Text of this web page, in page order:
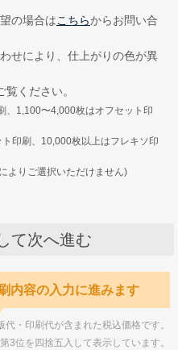
の場合はこちらからお問い合
せにより、仕上がりの色が異
覧ください。
、1,100〜4,000枚はオフセット印
印刷、10,000枚以上はフレキソ印
よりご選択いただけません)
て次へ進む
内容の入力に進みます
・印刷代が含まれた税込価格です。
3位を四捨五入して表示しています。